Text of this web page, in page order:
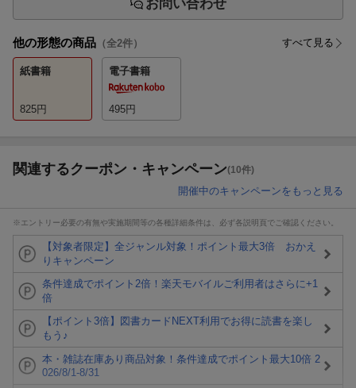
お問い合わせ
他の形態の商品 （全2件） すべて見る
紙書籍
825円
電子書籍
495円
関連するクーポン・キャンペーン(10件)
開催中のキャンペーンをもっと見る
※エントリー必要の有無や実施期間等の各種詳細条件は、必ず各説明頁でご確認ください。
【対象者限定】全ジャンル対象！ポイント最大3倍 おかえ
りキャンペーン
条件達成でポイント2倍！楽天モバイルご利用者はさらに+1
倍
【ポイント3倍】図書カードNEXT利用でお得に読書を楽し
もう♪
本・雑誌在庫あり商品対象！条件達成でポイント最大10倍 2
026/8/1-8/31